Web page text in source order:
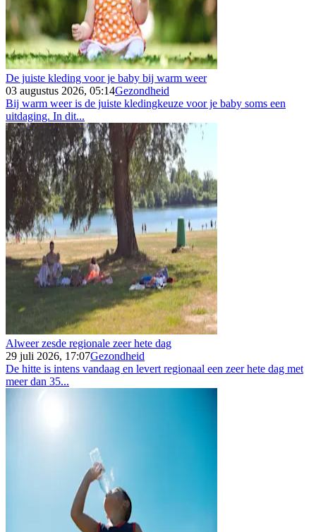
De juiste kleding voor je baby bij warm weer
03 augustus 2026, 05:14Gezondheid
Bij warm weer is de juiste kledingkeuze voor je baby soms een
uitdaging. In dit...
Alweer zesde regionale zeer hete dag
29 juli 2026, 17:07Gezondheid
De hitte is intens vandaag en levert regionaal een zeer hete dag met
meer dan 35...